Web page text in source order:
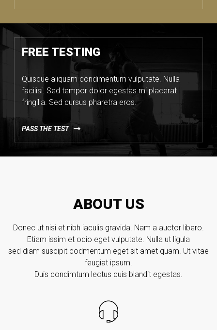
FREE TESTING
Quisque aliquam condimentum vulputate. Nulla
facilisi. Sed tempor dolor egestas mi placerat
fringilla. Sed cursus pharetra eros.
PASS THE TEST
ABOUT US
Donec ut nisi et nibh iaculis gravida. Nam a auctor libero.
Etiam issim et odio eget vulputate. Nulla ut ligula
sed diam suscipit codmentum eget sit amet quam. Ut vitae
feugiat ipsum.
Duis condimtum lectus quis blandit egestas.